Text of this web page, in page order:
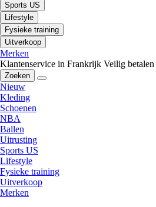
Sports US
Lifestyle
Fysieke training
Uitverkoop
Merken
Klantenservice in Frankrijk Veilig betalen
Zoeken
Nieuw
Kleding
Schoenen
NBA
Ballen
Uitrusting
Sports US
Lifestyle
Fysieke training
Uitverkoop
Merken